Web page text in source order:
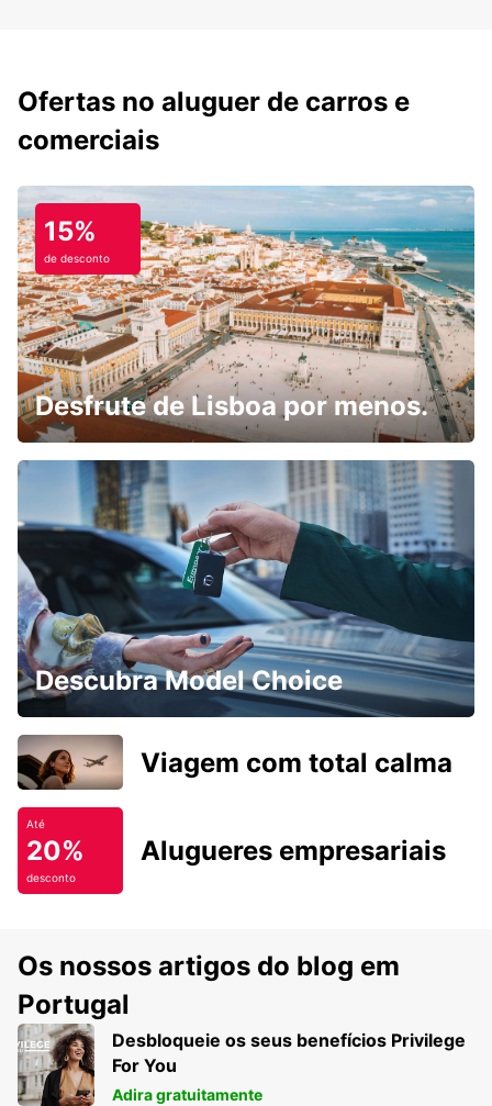
Ofertas no aluguer de carros e
comerciais
15%
de desconto
Desfrute de Lisboa por menos.
Descubra Model Choice
Viagem com total calma
Até
20%
desconto
Alugueres empresariais
Os nossos artigos do blog em
Portugal
Desbloqueie os seus benefícios Privilege
For You
Adira gratuitamente